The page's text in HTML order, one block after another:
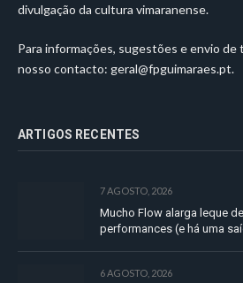
divulgação da cultura vimaranense.
Para informações, sugestões e envio de
nosso contacto: geral@fpguimaraes.pt.
ARTIGOS RECENTES
7 AGOSTO, 2026
Mucho Flow alarga leque
performances (e há uma
6 AGOSTO, 2026